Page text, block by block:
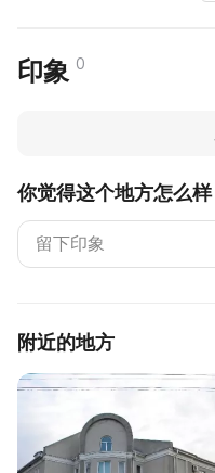
印象 0
你觉得这个地方怎么样
附近的地方